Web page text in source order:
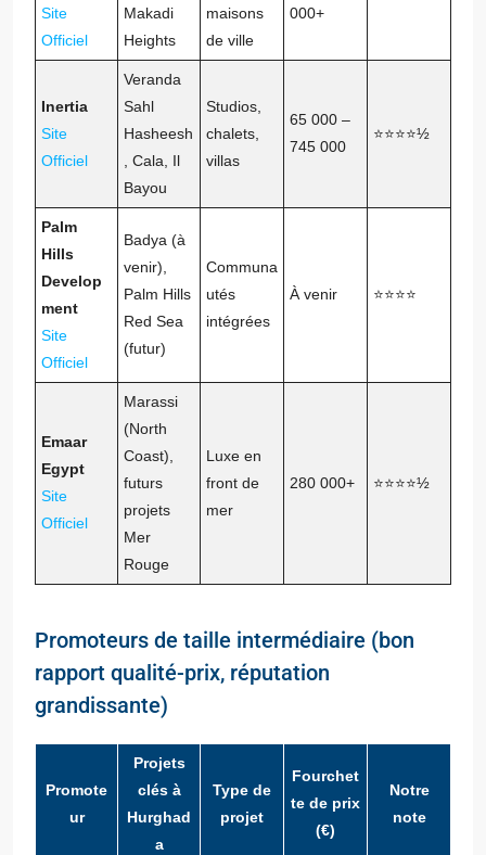
Site
Officiel
Makadi
Heights
maisons
de ville
000+
Inertia
Site
Officiel
Veranda
Sahl
Hasheesh
, Cala, Il
Bayou
Studios,
chalets,
villas
65 000 –
745 000
⭐⭐⭐⭐½
Palm
Hills
Develop
ment
Site
Officiel
Badya (à
venir),
Palm Hills
Red Sea
(futur)
Communa
utés
intégrées
À venir ⭐⭐⭐⭐
Emaar
Egypt
Site
Officiel
Marassi
(North
Coast),
futurs
projets
Mer
Rouge
Luxe en
front de
mer
280 000+ ⭐⭐⭐⭐½
Promoteurs de taille intermédiaire (bon
rapport qualité-prix, réputation
grandissante)
Promote
ur
Projets
clés à
Hurghad
a
Type de
projet
Fourchet
te de prix
(€)
Notre
note